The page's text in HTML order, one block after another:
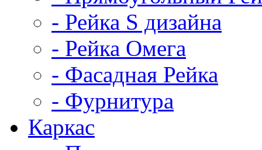
- Рейка S дизайна
- Рейка Омега
- Фасадная Рейка
- Фурнитура
Каркас